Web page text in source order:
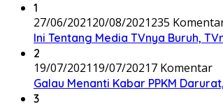
1
27/06/202120/08/2021235
Ini Tentang Media TVnya Buruh,
2
19/07/2021 19/07/20217 Komentar
Galau Menanti Kabar PPKM
3